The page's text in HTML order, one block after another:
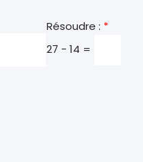
Résoudre : *
27 − 14 =